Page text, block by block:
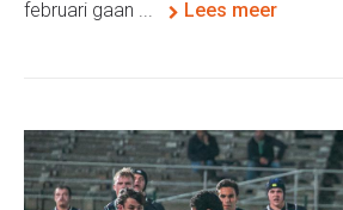
februari gaan ...
Lees meer